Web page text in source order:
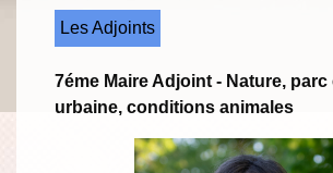
Les Adjoints
7éme Maire Adjoint - Nature,
urbaine, conditions animales